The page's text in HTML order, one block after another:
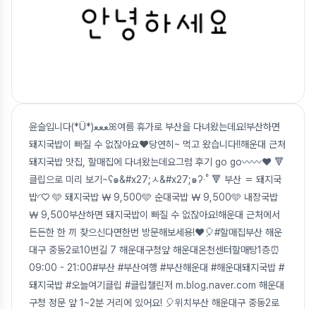
윤슬입니다(*Ü*)ﻌﻌﻌꕤ여름 휴가로 부산을 다녀왔는데요!부산하면
돼지국밥이 빠질 수 없잖아요❤️당연히~ 먹고 왔습니다!!해운대 근처
돼지국밥 맛집, 할매집에 다녀왔는데요그럼 후기 go go〰️〰️❤️ 🔻
클립으로 미리 보기~ʕ๑&#x27;ㅅ&#x27;๑ʔ‧˚ 🔻 부산 ＝ 돼지국
밥◜♡ 🩵 돼지국밥 ￦ 9,500🩵 순대국밥 ￦ 9,500🩵 내장국밥
￦ 9,500부산하면 돼지국밥이 빠질 수 없잖아요!해운대 근처에서
든든한 한 끼 찾으신다면한번 방문해보세용!❤️🎈#할매집부산 해운
대구 중동2로10번길 7 해운대구청앞 해운대온천센터할매탕1층⏰
09:00 - 21:00#부산 #부산여행 #부산해운대 #해운대돼지국밥 #
돼지국밥 #오늘여기클립 #클립챌린저 m.blog.naver.com 해운대
구청 정문 앞 1~2분 거리에 있어요! 🎈위치부산 해운대구 중동2로